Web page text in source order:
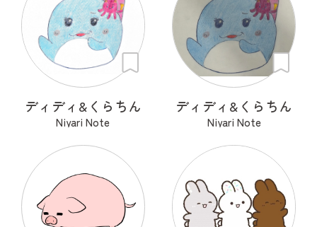
ディディ&くらちん
Niyari Note
ディディ&くらちん
Niyari Note